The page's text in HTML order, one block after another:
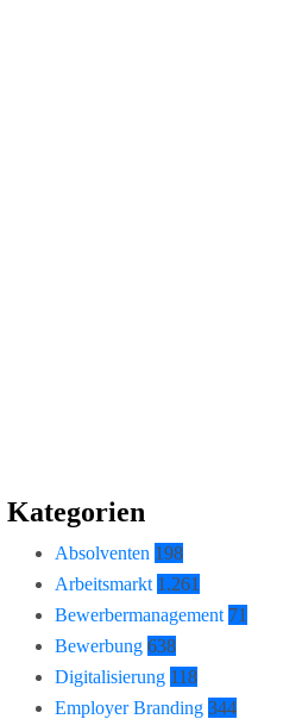
Kategorien
Absolventen 198
Arbeitsmarkt 1.261
Bewerbermanagement 71
Bewerbung 638
Digitalisierung 118
Employer Branding 344